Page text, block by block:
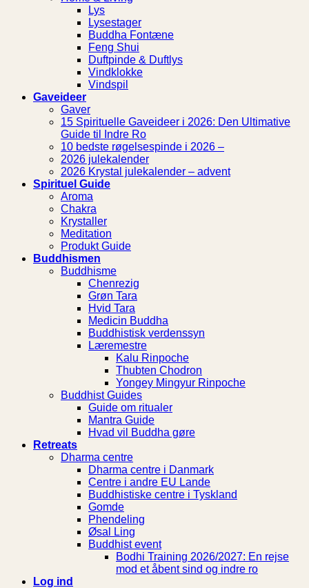
Lys
Lysestager
Buddha Fontæne
Feng Shui
Duftpinde & Duftlys
Vindklokke
Vindspil
Gaveideer
Gaver
15 Spirituelle Gaveideer i 2026: Den Ultimative
Guide til Indre Ro
10 bedste røgelsespinde i 2026 –
2026 julekalender
2026 Krystal julekalender – advent
Spirituel Guide
Aroma
Chakra
Krystaller
Meditation
Produkt Guide
Buddhismen
Buddhisme
Chenrezig
Grøn Tara
Hvid Tara
Medicin Buddha
Buddhistisk verdenssyn
Læremestre
Kalu Rinpoche
Thubten Chodron
Yongey Mingyur Rinpoche
Buddhist Guides
Guide om ritualer
Mantra Guide
Hvad vil Buddha gøre
Retreats
Dharma centre
Dharma centre i Danmark
Centre i andre EU Lande
Buddhistiske centre i Tyskland
Gomde
Phendeling
Øsal Ling
Buddhist event
Bodhi Training 2026/2027: En rejse
mod et åbent sind og indre ro
Log ind